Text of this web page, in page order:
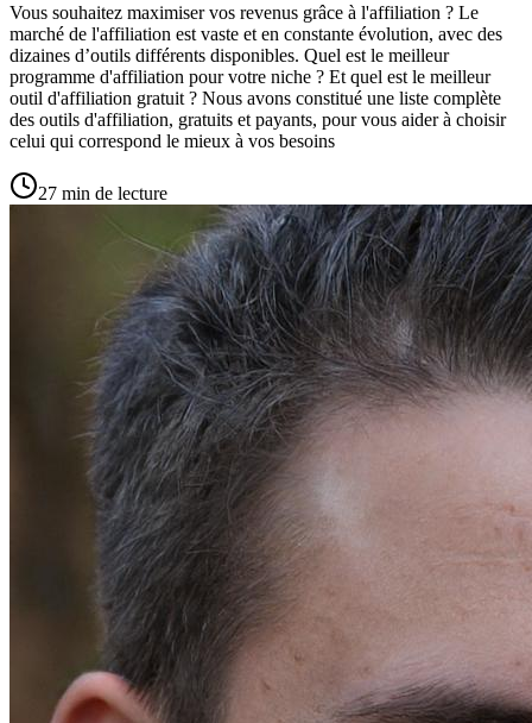
Vous souhaitez maximiser vos revenus grâce à l'affiliation ? Le
marché de l'affiliation est vaste et en constante évolution, avec des
dizaines d’outils différents disponibles. Quel est le meilleur
programme d'affiliation pour votre niche ? Et quel est le meilleur
outil d'affiliation gratuit ? Nous avons constitué une liste complète
des outils d'affiliation, gratuits et payants, pour vous aider à choisir
celui qui correspond le mieux à vos besoins
27 min de lecture